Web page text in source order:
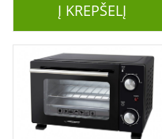
Į KREPŠELĮ